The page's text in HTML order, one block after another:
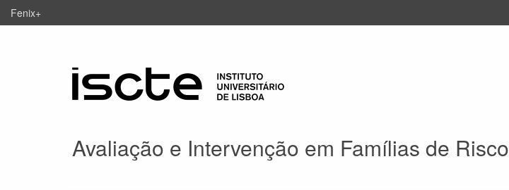
Fenix+
Avaliação e Intervenção em Famílias de Risco